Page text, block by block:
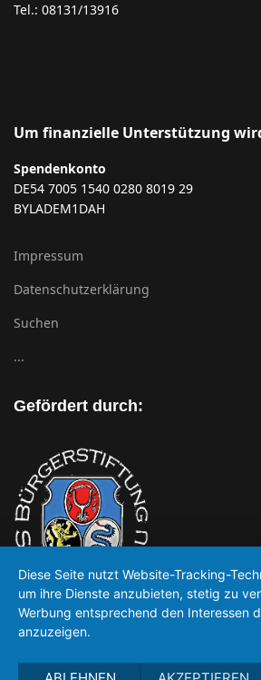
Tel.: 08131/13916
Um finanzielle Unterstützung
Spendenkonto
DE54 7005 1540 0280 8019 29
BYLADEM1DAH
Impressum
Datenschutzerklärung
Suchen
...
Gefördert durch:
Diese Seite nutzt Website-Tracking-
um ihre Dienste anzubieten, stetig zu
Werbung entsprechend den Interessen
anzuzeigen.